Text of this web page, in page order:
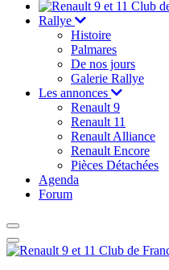
Rallye
Histoire
Palmares
De nos jours
Galerie Rallye
Les annonces
Renault 9
Renault 11
Renault Alliance
Renault Encore
Pièces Détachées
Agenda
Forum